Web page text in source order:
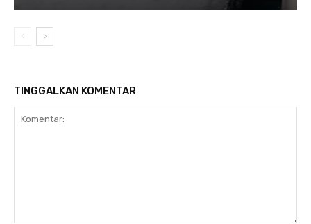
TINGGALKAN KOMENTAR